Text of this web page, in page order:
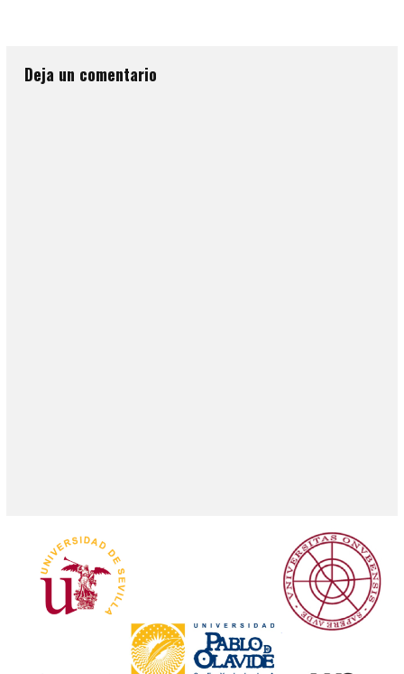
Deja un comentario